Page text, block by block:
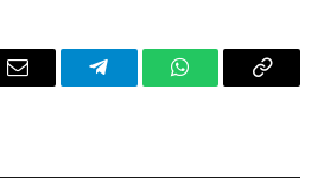
Email TelegramWhatsAppCopy